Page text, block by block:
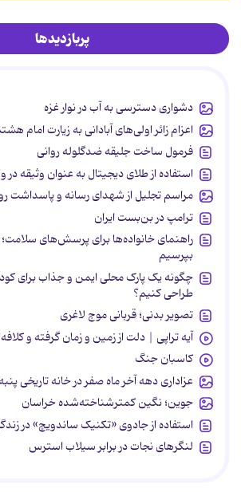
پربازدیدها
دشواری دسترسی به آب در نوار غزه
اعزام زائر اولی‌های آبادانی به زیارت امام
فرمول ساخت جلیقه ضدگلوله روانی
استفاده از طلای دیجیتال به عنوان وثیقه در
مراسم تجلیل از شهدای رسانه و پاسداشت
ترامپ در بن‌بست ایران
راهنمای خانواده‌ها برای پرسش‌های
بپرسیم
چگونه یک پارک محلی ایمن و جذاب برای
طراحی کنیم؟
تصویر بدنی؛ قربانی موج لاغری
آیه تراپی | دلت از زمین و زمان گرفته و
کاسبان جنگ
عزاداری دهه آخر ماه صفر در خانه تاریخی
جوین؛ نگین کمترشناخته‌شده خراسان
استفاده از جادوی «تکنیک ساندویچ» در
لنگرهای نجات در برابر سیلاب استرس